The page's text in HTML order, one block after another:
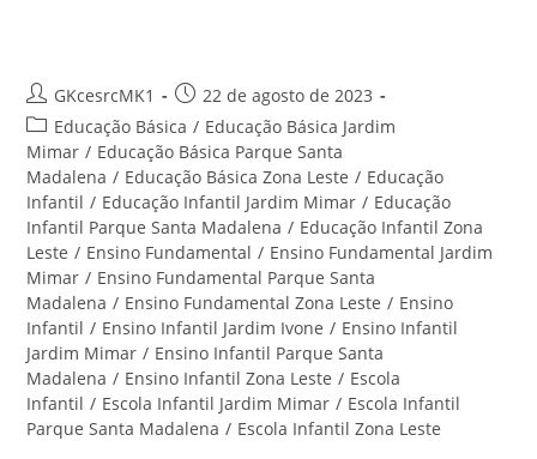
Autor
do
post:
GKcesrcMK1
Post
publicado:
22 de agosto de 2023
Categoria
do
post:
Educação Básica / Educação Básica Jardim
Mimar / Educação Básica Parque Santa
Madalena / Educação Básica Zona Leste / Educação
Infantil / Educação Infantil Jardim Mimar / Educação
Infantil Parque Santa Madalena / Educação Infantil Zona
Leste / Ensino Fundamental / Ensino Fundamental Jardim
Mimar / Ensino Fundamental Parque Santa
Madalena / Ensino Fundamental Zona Leste / Ensino
Infantil / Ensino Infantil Jardim Ivone / Ensino Infantil
Jardim Mimar / Ensino Infantil Parque Santa
Madalena / Ensino Infantil Zona Leste / Escola
Infantil / Escola Infantil Jardim Mimar / Escola Infantil
Parque Santa Madalena / Escola Infantil Zona Leste